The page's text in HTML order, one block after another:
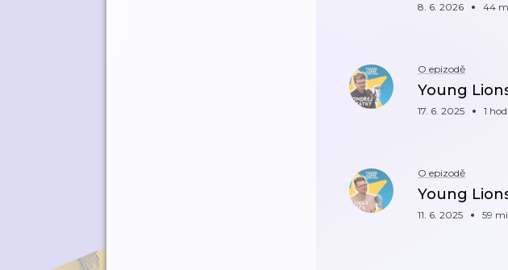
8. 6. 2026 44
O epizodě
Young
17. 6. 2025 1 hod
O epizodě
Young
11. 6. 2025 59